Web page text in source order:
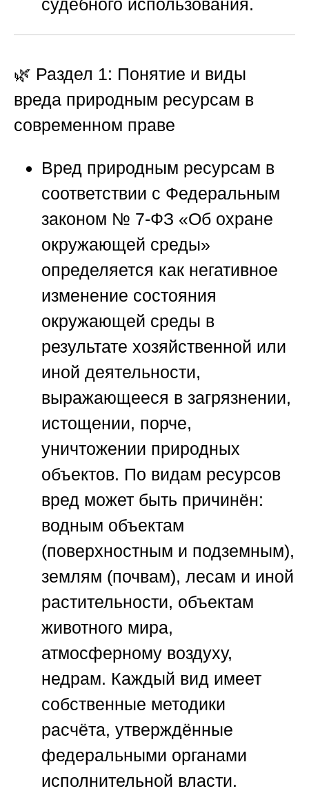
судебного использования.
🌿 Раздел 1: Понятие и виды
вреда природным ресурсам в
современном праве
Вред природным ресурсам в
соответствии с Федеральным
законом № 7-ФЗ «Об охране
окружающей среды»
определяется как негативное
изменение состояния
окружающей среды в
результате хозяйственной или
иной деятельности,
выражающееся в загрязнении,
истощении, порче,
уничтожении природных
объектов. По видам ресурсов
вред может быть причинён:
водным объектам
(поверхностным и подземным),
землям (почвам), лесам и иной
растительности, объектам
животного мира,
атмосферному воздуху,
недрам. Каждый вид имеет
собственные методики
расчёта, утверждённые
федеральными органами
исполнительной власти.